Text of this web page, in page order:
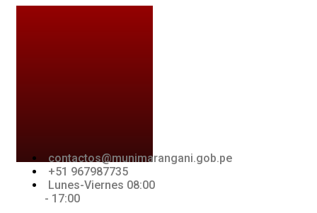
contactos@munimarangani.gob.pe
+51 967987735
Lunes-Viernes 08:00
- 17:00